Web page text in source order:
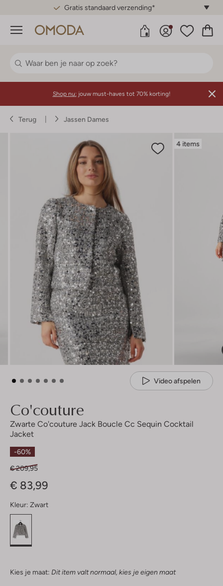
Gratis standaard verzending*
Menu
Shop nu: jouw must-haves tot 70% korting!
Terug Jassen Dames
4 items
Video afspelen
Co'couture
Zwarte Co'couture Jack Boucle Cc Sequin Cocktail
Jacket
-60%
€ 209,95
€ 83,99
Kleur: Zwart
Kies je maat: Dit item valt normaal, kies je eigen maat